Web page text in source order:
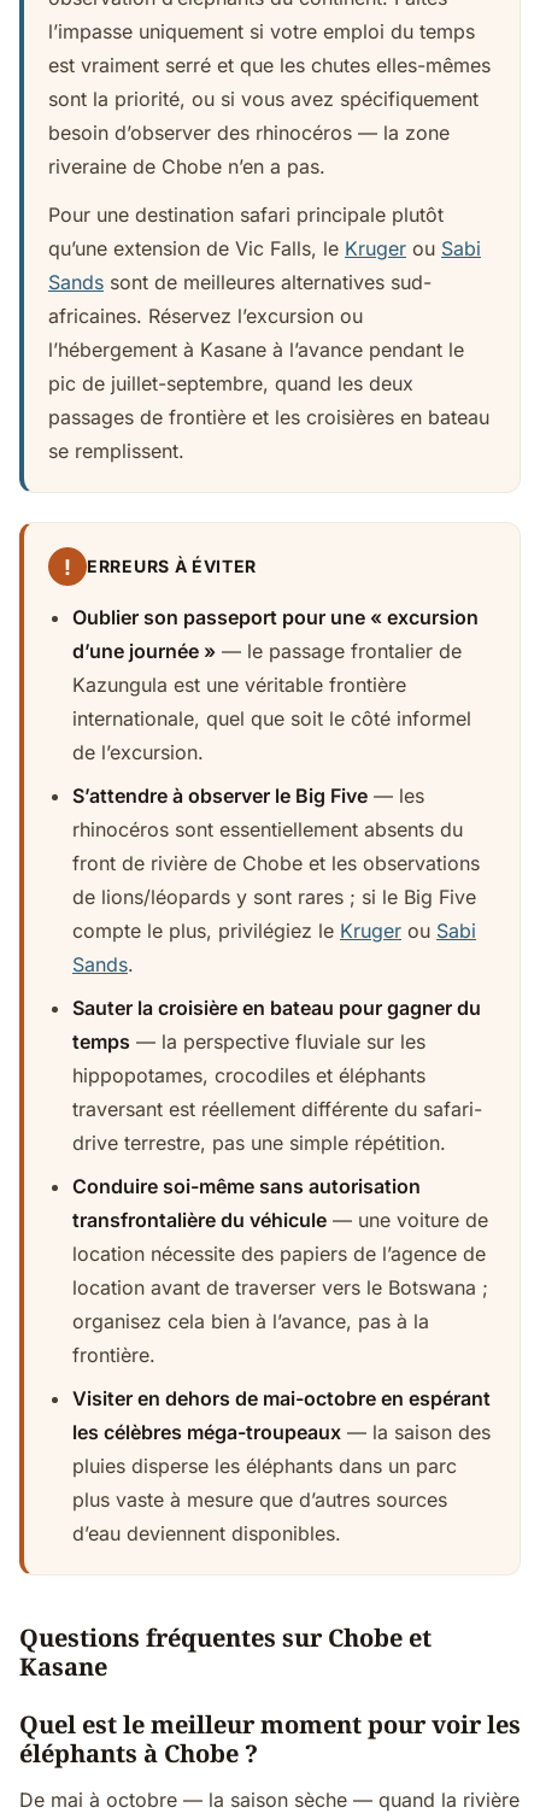
l’impasse uniquement si votre emploi du temps
est vraiment serré et que les chutes elles-mêmes
sont la priorité, ou si vous avez spécifiquement
besoin d’observer des rhinocéros — la zone
riveraine de Chobe n’en a pas.
Pour une destination safari principale plutôt
qu’une extension de Vic Falls, le Kruger ou Sabi
Sands sont de meilleures alternatives sud-
africaines. Réservez l’excursion ou
l’hébergement à Kasane à l’avance pendant le
pic de juillet-septembre, quand les deux
passages de frontière et les croisières en bateau
se remplissent.
! ERREURS À ÉVITER
Oublier son passeport pour une « excursion
d’une journée » — le passage frontalier de
Kazungula est une véritable frontière
internationale, quel que soit le côté informel
de l’excursion.
S’attendre à observer le Big Five — les
rhinocéros sont essentiellement absents du
front de rivière de Chobe et les observations
de lions/léopards y sont rares ; si le Big Five
compte le plus, privilégiez le Kruger ou Sabi
Sands.
Sauter la croisière en bateau pour gagner du
temps — la perspective fluviale sur les
hippopotames, crocodiles et éléphants
traversant est réellement différente du safari-
drive terrestre, pas une simple répétition.
Conduire soi-même sans autorisation
transfrontalière du véhicule — une voiture de
location nécessite des papiers de l’agence de
location avant de traverser vers le Botswana ;
organisez cela bien à l’avance, pas à la
frontière.
Visiter en dehors de mai-octobre en espérant
les célèbres méga-troupeaux — la saison des
pluies disperse les éléphants dans un parc
plus vaste à mesure que d’autres sources
d’eau deviennent disponibles.
Questions fréquentes sur Chobe et
Kasane
Quel est le meilleur moment pour voir les
éléphants à Chobe ?
De mai à octobre — la saison sèche — quand la rivière